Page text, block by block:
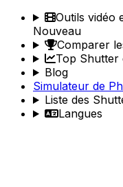
Outils vidéo
Nouveau
Comparer
Top Shutter
Blog
Simulateur de
Liste des
Langues